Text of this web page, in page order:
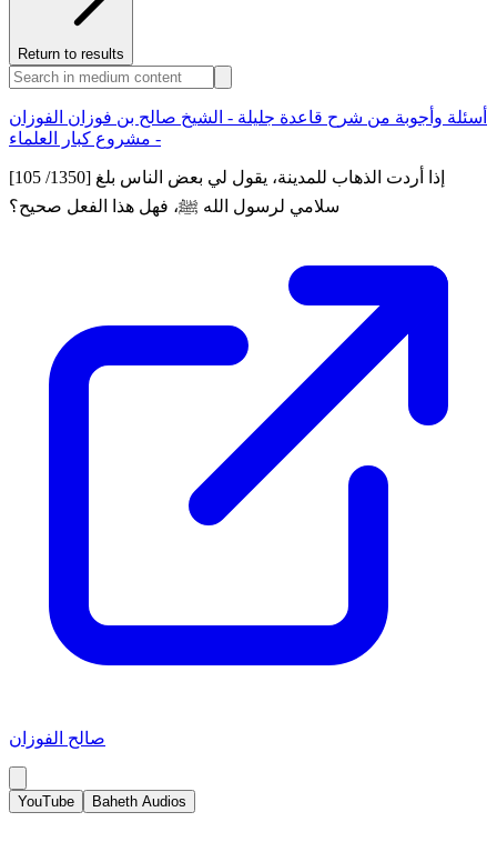
Return to results
أسئلة وأجوبة من شرح قاعدة جليلة - الشيخ صالح بن فوزان الفوزان
- مشروع كبار العلماء
[105 /1350] إذا أردت الذهاب للمدينة، يقول لي بعض الناس بلغ
سلامي لرسول الله ﷺ، فهل هذا الفعل صحيح؟
صالح الفوزان
YouTube Baheth Audios